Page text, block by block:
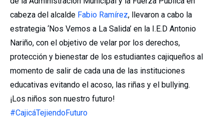
cabeza del alcalde Fabio Ramírez, llevaron a cabo la
estrategia ‘Nos Vemos a La Salida’ en la I.E.D Antonio
Nariño, con el objetivo de velar por los derechos,
protección y bienestar de los estudiantes cajiqueños al
momento de salir de cada una de las instituciones
educativas evitando el acoso, las riñas y el bullying.
¡Los niños son nuestro futuro!
#CajicáTejiendoFuturo